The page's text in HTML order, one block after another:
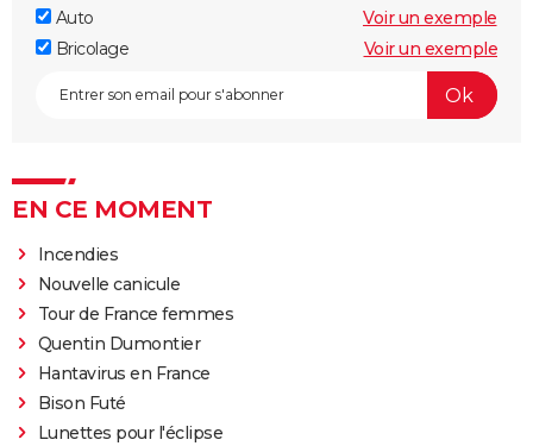
Auto
Voir un exemple
Bricolage
Voir un exemple
EN CE MOMENT
Incendies
Nouvelle canicule
Tour de France femmes
Quentin Dumontier
Hantavirus en France
Bison Futé
Lunettes pour l'éclipse